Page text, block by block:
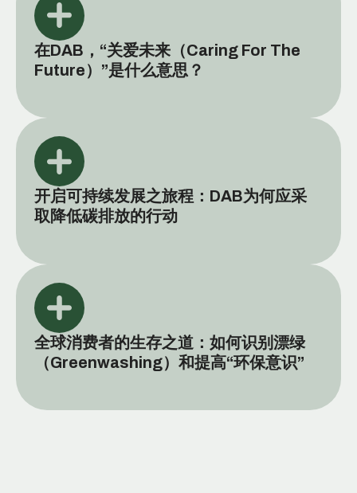
在DAB，“关爱未来（Caring For The
Future）”是什么意思？
开启可持续发展之旅程：DAB为何应采
取降低碳排放的行动
全球消费者的生存之道：如何识别漂绿
（Greenwashing）和提高“环保意识”